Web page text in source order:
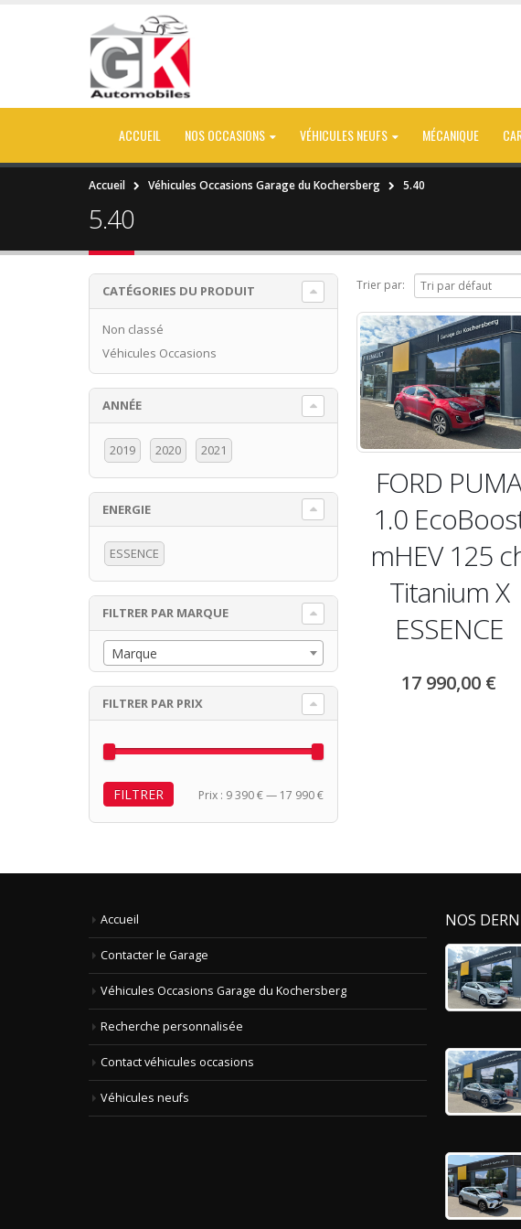
ACCUEIL NOS OCCASIONS VÉHICULES NEUFS MÉCANIQUE
Accueil Véhicules Occasions Garage du Kochersberg 5.40
5.40
Trier par:
FORD
1.0
mHEV 125
Titanium X
ESSENCE
17 990,00 €
CATÉGORIES DU PRODUIT
Non classé
Véhicules Occasions
ANNÉE
2019 2020 2021
ENERGIE
ESSENCE
FILTRER PAR MARQUE
Marque
FILTRER PAR PRIX
Prix
min
Prix
max
FILTRER Prix : 9 390 €— 17 990 €
Accueil
Contacter le Garage
Véhicules Occasions Garage du Kochersberg
Recherche personnalisée
Contact véhicules occasions
Véhicules neufs
NOS